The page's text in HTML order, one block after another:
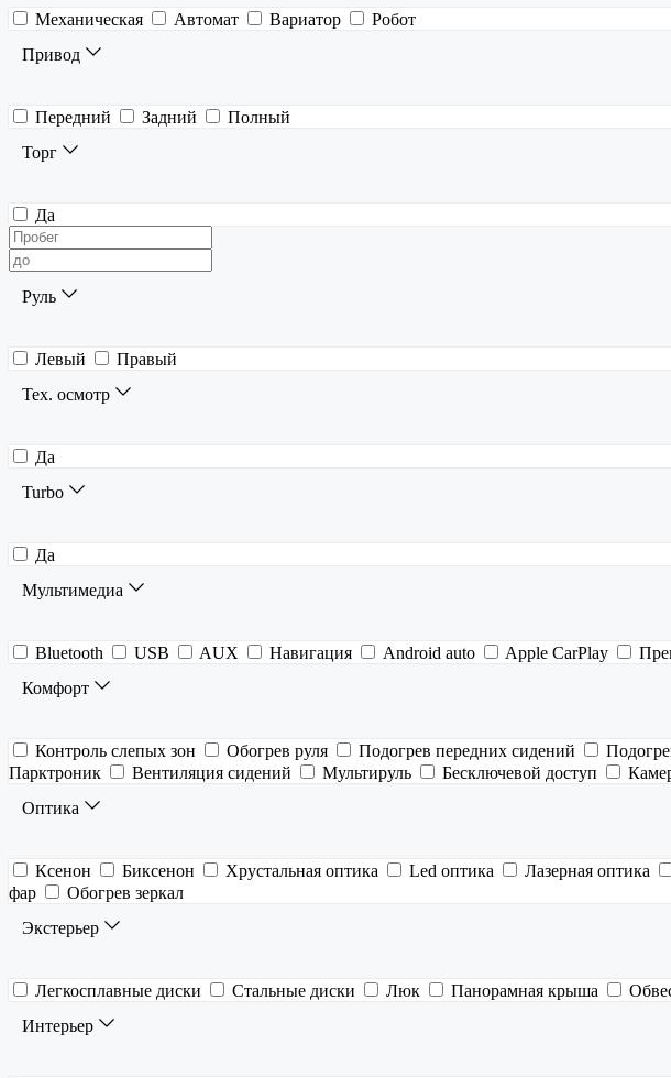
Механическая Автомат Вариатор
Робот
Привод
Передний Задний
Полный
Торг
Да
Руль
Левый
Правый
Тех. осмотр
Да
Turbo
Да
Мультимедиа
Bluetooth USB AUX Навигация Android auto Apple CarPlay
Комфорт
Контроль слепых зон Обогрев руля Подогрев передних сидений
Парктроник
Вентиляция сидений Мультируль Бесключевой доступ
Оптика
Ксенон Биксенон Хрустальная оптика Led оптика Лазерная оптика
фар
Обогрев зеркал
Экстерьер
Легкосплавные диски Стальные диски Люк Панорамная крыша
Интерьер